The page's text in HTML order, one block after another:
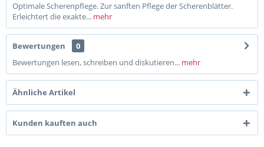
Optimale Scherenpflege. Zur sanften Pflege der Scherenblätter.
Erleichtert die exakte... mehr
Bewertungen
0
Bewertungen lesen, schreiben und diskutieren... mehr
Ähnliche Artikel
Kunden kauften auch